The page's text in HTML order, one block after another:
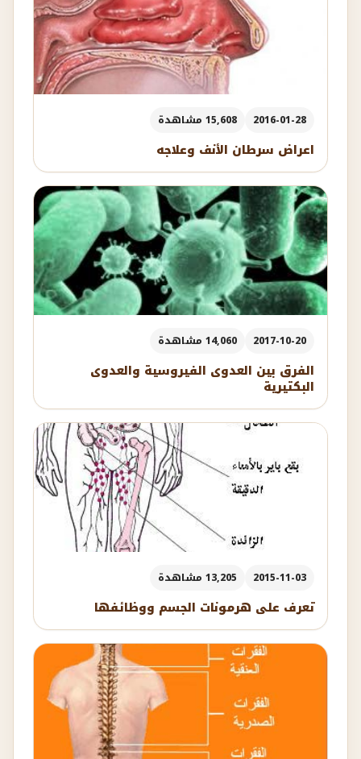
2016-01-28 15,608 مشاهدة
اعراض سرطان الأنف وعلاجه
2017-10-20 14,060 مشاهدة
الفرق بين العدوى الفيروسية والعدوى
البكتيرية
2015-11-03 13,205 مشاهدة
تعرف على هرمونات الجسم ووظائفها